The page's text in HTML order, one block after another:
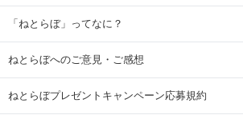
「ねとらぼ」ってなに？
ねとらぼへのご意見・ご感想
ねとらぼプレゼントキャンペーン応募規約